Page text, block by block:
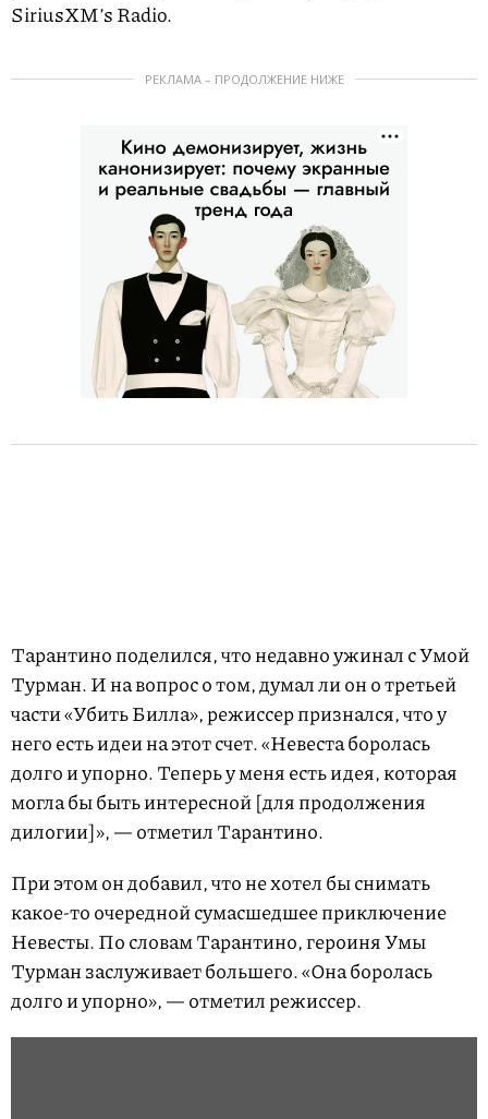
SiriusXM’s Radio.
РЕКЛАМА – ПРОДОЛЖЕНИЕ НИЖЕ
Тарантино поделился, что недавно ужинал с Умой
Турман. И на вопрос о том, думал ли он о третьей
части «Убить Билла», режиссер признался, что у
него есть идеи на этот счет. «Невеста боролась
долго и упорно. Теперь у меня есть идея, которая
могла бы быть интересной [для продолжения
дилогии]», — отметил Тарантино.
При этом он добавил, что не хотел бы снимать
какое-то очередной сумасшедшее приключение
Невесты. По словам Тарантино, героиня Умы
Турман заслуживает большего. «Она боролась
долго и упорно», — отметил режиссер.